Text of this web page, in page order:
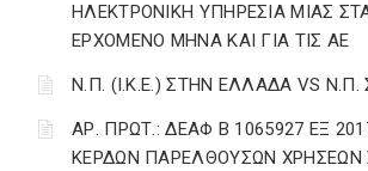
ΗΛΕΚΤΡΟΝΙΚΗ ΥΠΗΡΕΣΙΑ ΜΙΑΣ
ΕΡΧΟΜΕΝΟ ΜΗΝΑ ΚΑΙ ΓΙΑ ΤΙΣ ΑΕ
Ν.Π. (Ι.Κ.Ε.) ΣΤΗΝ ΕΛΛΑΔΑ VS
ΑΡ. ΠΡΩΤ.: ΔΕΑΦ Β 1065927 ΕΞ
ΚΕΡΔΩΝ ΠΑΡΕΛΘΟΥΣΩΝ ΧΡΗΣΕΩΝ